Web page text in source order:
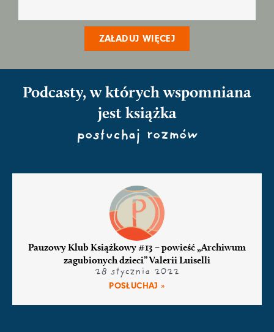
ZAŁADUJ WIĘCEJ
Podcasty, w których wspomniana
jest książka
posłuchaj rozmów
Pauzowy Klub Książkowy #13 – powieść „Archiwum
zagubionych dzieci” Valerii Luiselli
28 stycznia 2022
POSŁUCHAJ »